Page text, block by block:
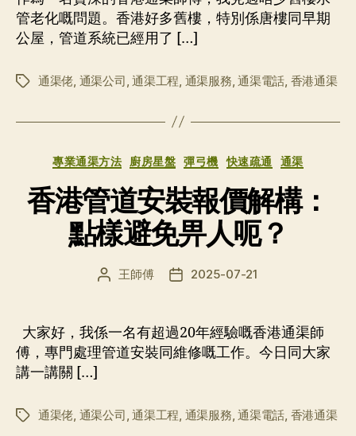
管老化嘅問題。香港好多舊樓，特別係唐樓同早期
公屋，管道系統已經用了 […]
标
通渠佬 通渠公司 ,通渠工程 通渠服務 ,通渠電話 香港通渠
分
專業通渠方法 廚房星盤 彈弓機 快速疏通 通渠
香港管道安裝報價解構：
點樣避免畀人呃？
文
者
王師傅
发
期
2025-07-21
大家好，我係一名有超過20年經驗嘅香港通渠師
傅，專門處理管道安裝同維修嘅工作。今日同大家
講一講關 […]
标
通渠佬, 通渠公司,通渠工程, 通渠服務,通渠電話, 香港通渠